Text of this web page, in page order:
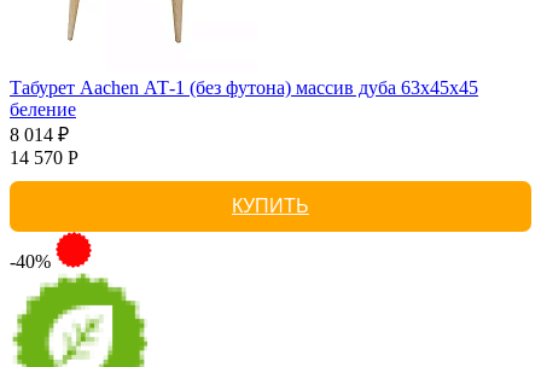
Табурет Aachen АТ-1 (без футона) массив дуба 63х45х45
беление
8 014 ₽
14 570 Р
КУПИТЬ
-40%